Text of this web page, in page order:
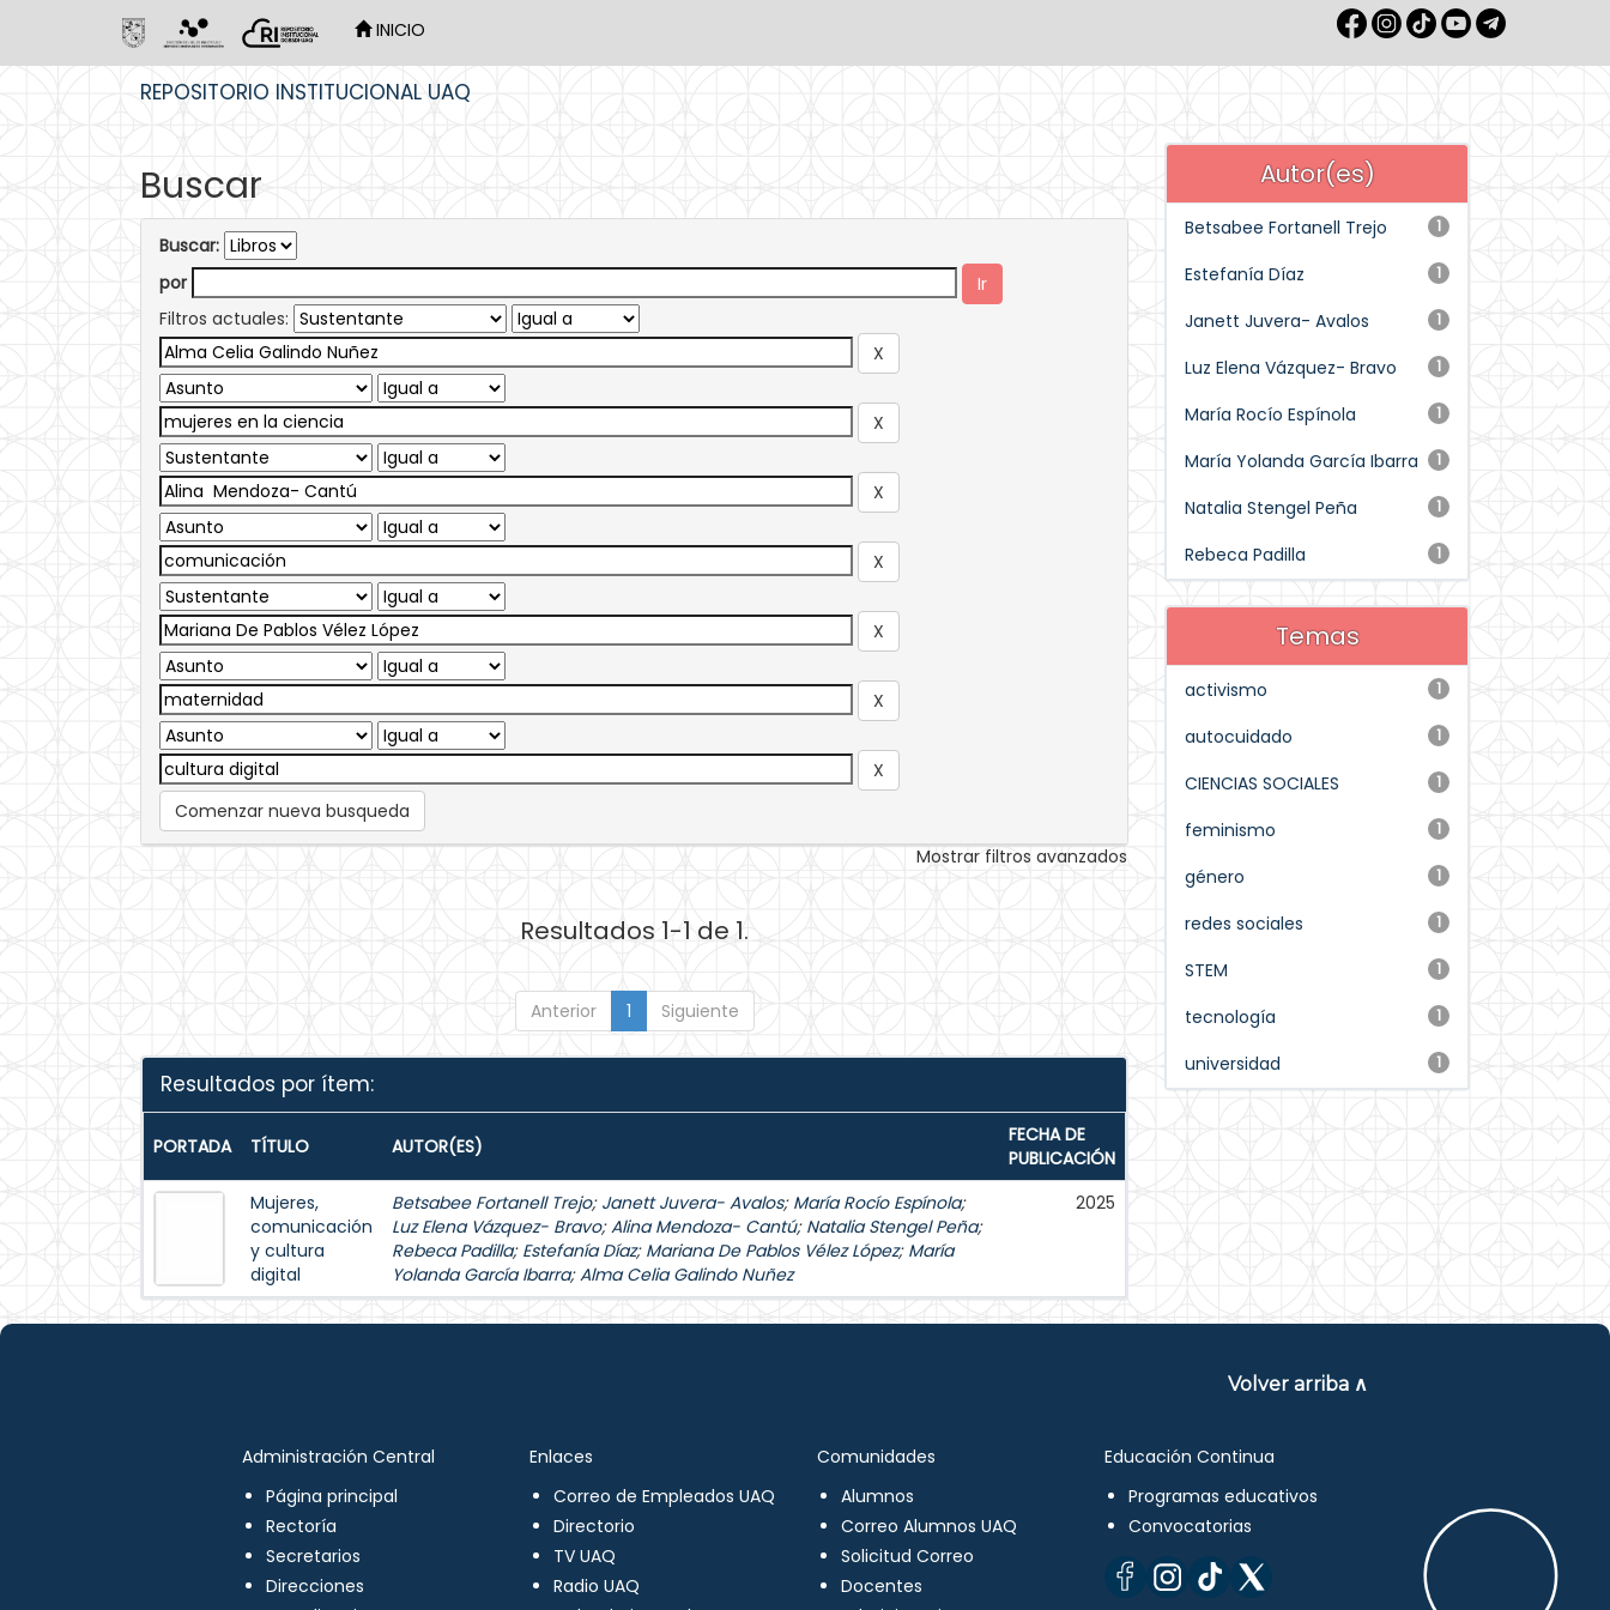
INICIO
REPOSITORIO INSTITUCIONAL UAQ
Buscar
Buscar:
por
Filtros actuales:
Comenzar nueva busqueda
Mostrar filtros avanzados
Resultados 1-1 de 1.
Anterior 1 Siguiente
Resultados por ítem:
PORTADA TÍTULO AUTOR(ES)
FECHA DE
PUBLICACIÓN
Mujeres,
comunicación
y cultura
digital
Betsabee Fortanell Trejo; Janett Juvera- Avalos; María Rocío Espínola;
Luz Elena Vázquez- Bravo;Alina Mendoza- Cantú; Natalia Stengel Peña;
Rebeca Padilla; Estefanía Díaz; Mariana De Pablos Vélez López; María
Yolanda García Ibarra;Alma Celia Galindo Nuñez
2025
Autor(es)
1
Betsabee Fortanell Trejo
1
Estefanía Díaz
1
Janett Juvera- Avalos
1
Luz Elena Vázquez- Bravo
1
María Rocío Espínola
1
María Yolanda García Ibarra
1
Natalia Stengel Peña
1
Rebeca Padilla
Temas
1
activismo
1
autocuidado
1
CIENCIAS SOCIALES
1
feminismo
1
género
1
redes sociales
1
STEM
1
tecnología
1
universidad
Volver arriba ∧
Administración Central
Página principal
Rectoría
Secretarios
Direcciones
Enlaces
Correo de Empleados UAQ
Directorio
TV UAQ
Radio UAQ
Comunidades
Alumnos
Correo Alumnos UAQ
Solicitud Correo
Docentes
Educación Continua
Programas educativos
Convocatorias